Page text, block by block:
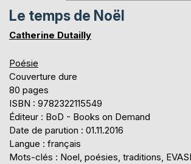
Le temps de Noël
Catherine Dutailly
Poésie
Couverture dure
80 pages
ISBN : 9782322115549
Éditeur : BoD - Books on Demand
Date de parution : 01.11.2016
Langue : français
Mots-clés : Noel, poésies, traditions,